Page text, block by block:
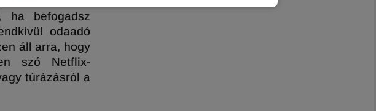
ha befogadsz
odaadó
áll arra, hogy
szó Netflix-
túrázásról a